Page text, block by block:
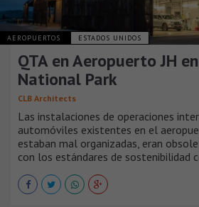
AEROPUERTOS ESTADOS UNIDOS
QTA en Aeropuerto JH
National Park
CLB Architects
Las instalaciones de operaciones
automóviles existentes en el
estaban mal organizadas, eran
con los estándares de sostenibilidad